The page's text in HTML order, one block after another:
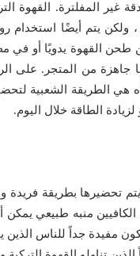
المفلترة. القهوة
يتم أيضًا استخدام
القهوة يدويًا أو في
جاهزة من المتجر.
الطريقة الشعبية
الطاقة خلال اليوم.
تحضيرها بطريقة فريدة
منبه طبيعي يمكن
مفيدة جداً للناس